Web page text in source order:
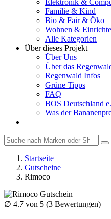
Elektronik &
Familie & Kind
Bio & Fair & Öko
Wohnen &
Alle Kategorien
Über dieses Projekt
Über Uns
Über das
Regenwald Infos
Grüne Tipps
FAQ
BOS Deutschland
Was der
Startseite
Gutscheine
Rimoco
∅ 4.7 von 5 (3 Bewertungen)